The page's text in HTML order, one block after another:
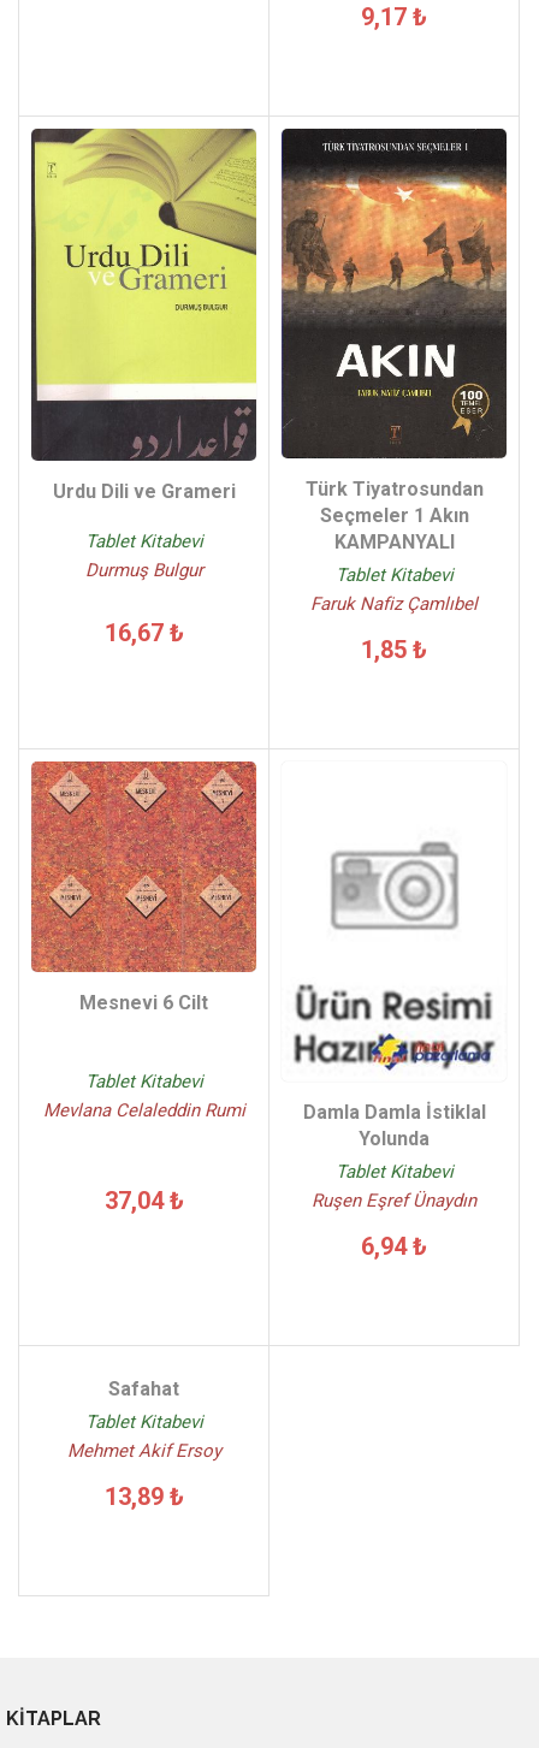
9,17 ₺
Urdu Dili ve Grameri
Tablet Kitabevi
Durmuş Bulgur
16,67 ₺
Türk Tiyatrosundan
Seçmeler 1 Akın
KAMPANYALI
Tablet Kitabevi
Faruk Nafiz Çamlıbel
1,85 ₺
Mesnevi 6 Cilt
Tablet Kitabevi
Mevlana Celaleddin Rumi
37,04 ₺
Damla Damla İstiklal
Yolunda
Tablet Kitabevi
Ruşen Eşref Ünaydın
6,94 ₺
Safahat
Tablet Kitabevi
Mehmet Akif Ersoy
13,89 ₺
KİTAPLAR